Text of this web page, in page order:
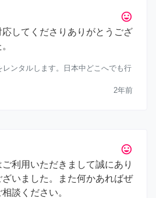
tag_faces
応してくださりありがとうござ
レンタルします。日本中どこへでも行
2年前
tag_faces
ご利用いただきまして誠にあり
ざいました。また何かあればぜ
談ください。